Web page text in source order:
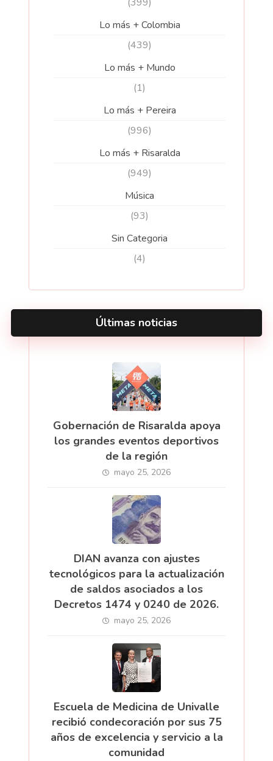
Lo más + Colombia
(439)
Lo más + Mundo
(1)
Lo más + Pereira
(996)
Lo más + Risaralda
(949)
Música
(93)
Sin Categoria
(4)
Últimas noticias
Gobernación de Risaralda apoya
los grandes eventos deportivos
de la región
mayo 25, 2026
DIAN avanza con ajustes
tecnológicos para la actualización
de saldos asociados a los
Decretos 1474 y 0240 de 2026.
mayo 25, 2026
Escuela de Medicina de Univalle
recibió condecoración por sus 75
años de excelencia y servicio a la
comunidad